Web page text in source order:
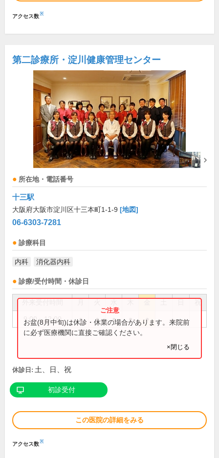
アクセス数※
第二診療所・淀川健康管理センター
所在地・電話番号
十三駅
大阪府大阪市淀川区十三本町1-1-9 [地図]
06-6303-7281
診療科目
内科 消化器内科
診療/受付時間・休診日
祝
9:00～12:00 ● ● ● ● ●
お盆(8月中旬)は休診・休業の場合があります。来院前
に必ず医療機関に直接ご確認ください。
×閉じる
休診日: 土、日、祝
初診受付
この医院の詳細をみる
アクセス数※